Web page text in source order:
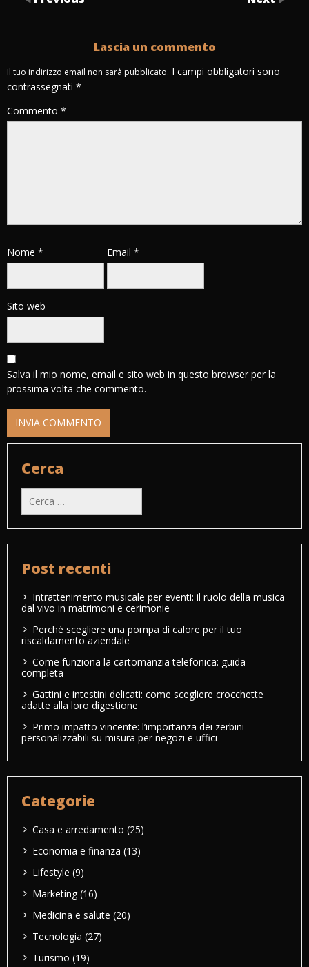
Lascia un commento
Il tuo indirizzo email non sarà pubblicato. I campi obbligatori sono
contrassegnati *
Commento *
Nome * Email *
Sito web
Salva il mio nome, email e sito web in questo browser per la
prossima volta che commento.
Cerca
Ricerca
per:
Post recenti
Intrattenimento musicale per eventi: il ruolo della musica
dal vivo in matrimoni e cerimonie
Perché scegliere una pompa di calore per il tuo
riscaldamento aziendale
Come funziona la cartomanzia telefonica: guida
completa
Gattini e intestini delicati: come scegliere crocchette
adatte alla loro digestione
Primo impatto vincente: l’importanza dei zerbini
personalizzabili su misura per negozi e uffici
Categorie
Casa e arredamento (25)
Economia e finanza (13)
Lifestyle (9)
Marketing (16)
Medicina e salute (20)
Tecnologia (27)
Turismo (19)